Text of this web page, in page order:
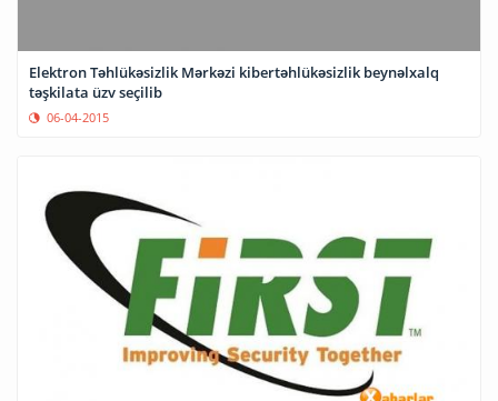
Elektron Təhlükəsizlik Mərkəzi kibertəhlükəsizlik beynəlxalq
təşkilata üzv seçilib
06-04-2015